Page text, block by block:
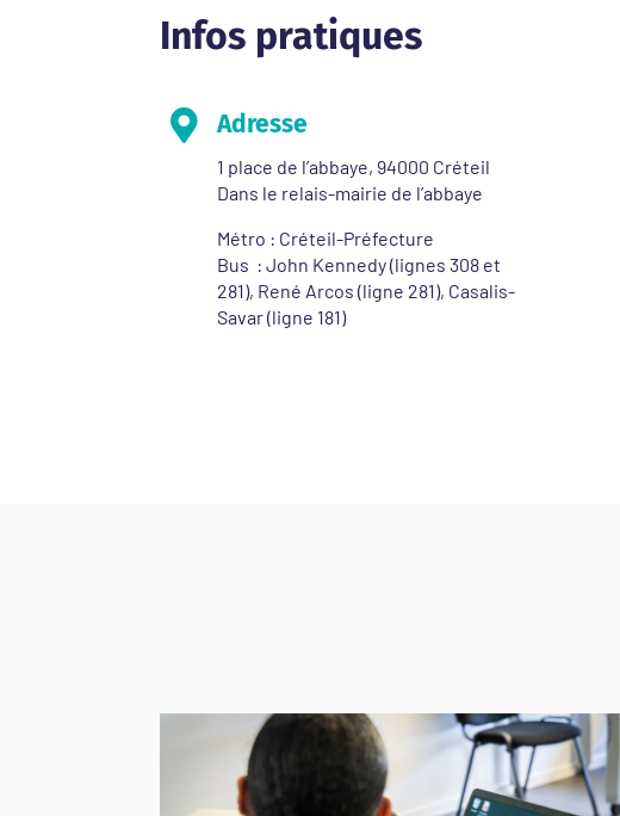
Infos pratiques
 Adresse
1 place de l’abbaye, 94000 Créteil
Dans le relais-mairie de l’abbaye
Métro : Créteil-Préfecture
Bus : John Kennedy (lignes 308 et
281), René Arcos (ligne 281), Casalis-
Savar (ligne 181)